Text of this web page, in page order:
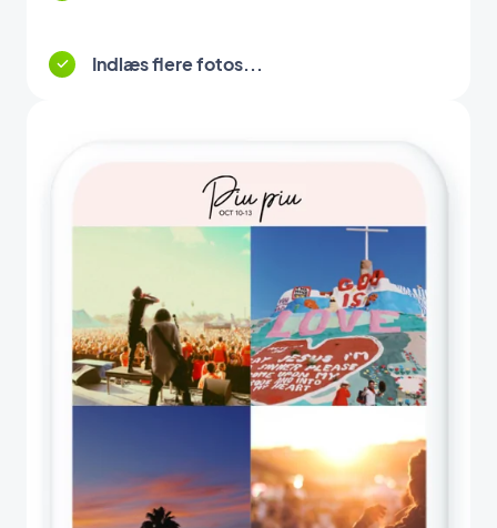
Indlæs flere fotos...